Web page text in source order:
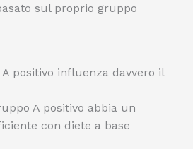
sul proprio gruppo
positivo influenza davvero il
A positivo abbia un
con diete a base